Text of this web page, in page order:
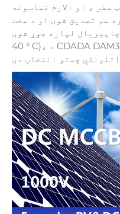
سم تصدیق شوی او د سخت
چاپیریال لپاره جوړ شوی (د ککړتیا درجه 3، -5 ° C څخه +
40 ° C)، د CDADA DAM3PV د DC بریښنا محافظت لپاره